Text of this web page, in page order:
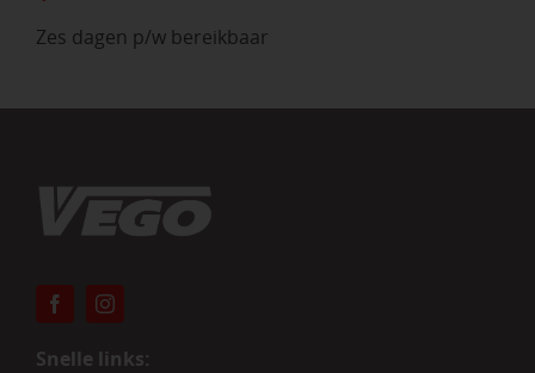
Zes dagen p/w bereikbaar
Snelle links: